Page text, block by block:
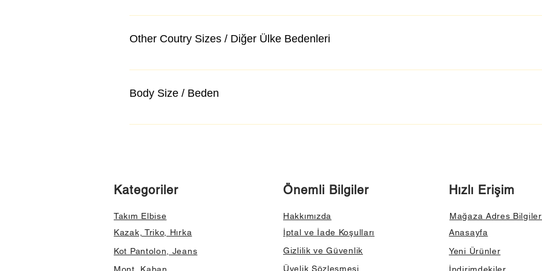
Other Coutry Sizes / Diğer Ülke Bedenleri
Body Size / Beden
Kategoriler
Takım Elbise
Kazak, Triko, Hırka
Kot Pantolon, Jeans
Önemli Bilgiler
Hakkımızda
İptal ve İade Koşulları
Gizlilik ve Güvenlik
Üyelik Sözleşmesi
Hızlı Erişim
Mağaza Adres
Anasayfa
Yeni Ürünler